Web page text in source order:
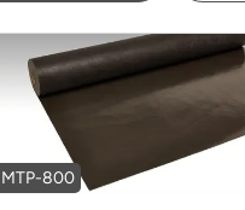
MTP-800